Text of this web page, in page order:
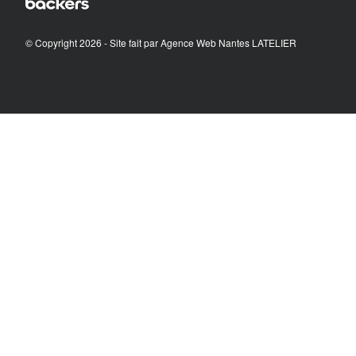
© Copyright 2026 - Site fait parAgence Web Nantes LATELIER